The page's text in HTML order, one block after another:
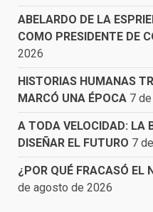
ABELARDO DE LA
COMO PRESIDENTE DE
2026
HISTORIAS HUMANAS
MARCÓ UNA ÉPOCA 7
A TODA VELOCIDAD: LA
DISEÑAR EL FUTURO 7
¿POR QUÉ FRACASÓ EL
de agosto de 2026